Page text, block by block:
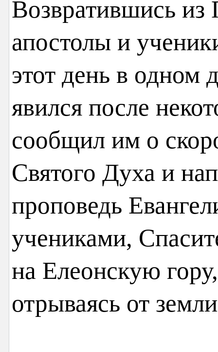
Возвратившись из
апостолы и
этот день в одном
явился после
сообщил им о
Святого Духа и
проповедь
учениками,
на Елеонскую
отрываясь от